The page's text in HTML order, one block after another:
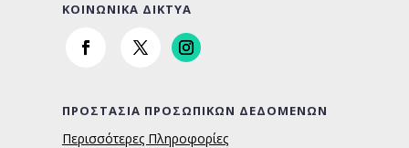
ΚΟΙΝΩΝΙΚΑ ΔΙΚΤΥΑ
ΠΡΟΣΤΑΣΙΑ ΠΡΟΣΩΠΙΚΩΝ ΔΕΔΟΜΕΝΩΝ
Περισσότερες Πληροφορίες